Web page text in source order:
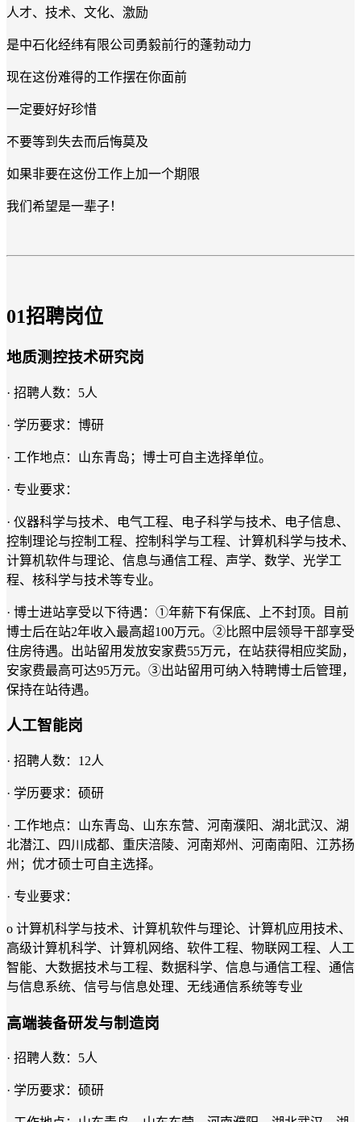
人才、技术、文化、激励
是中石化经纬有限公司勇毅前行的蓬勃动力
现在这份难得的工作摆在你面前
一定要好好珍惜
不要等到失去而后悔莫及
如果非要在这份工作上加一个期限
我们希望是一辈子！
01招聘岗位
地质测控技术研究岗
· 招聘人数：5人
· 学历要求：博研
· 工作地点：山东青岛；博士可自主选择单位。
· 专业要求：
· 仪器科学与技术、电气工程、电子科学与技术、电子信息、
控制理论与控制工程、控制科学与工程、计算机科学与技术、
计算机软件与理论、信息与通信工程、声学、数学、光学工
程、核科学与技术等专业。
· 博士进站享受以下待遇：①年薪下有保底、上不封顶。目前
博士后在站2年收入最高超100万元。②比照中层领导干部享受
住房待遇。出站留用发放安家费55万元，在站获得相应奖励，
安家费最高可达95万元。③出站留用可纳入特聘博士后管理，
保持在站待遇。
人工智能岗
· 招聘人数：12人
· 学历要求：硕研
· 工作地点：山东青岛、山东东营、河南濮阳、湖北武汉、湖
北潜江、四川成都、重庆涪陵、河南郑州、河南南阳、江苏扬
州；优才硕士可自主选择。
· 专业要求：
o 计算机科学与技术、计算机软件与理论、计算机应用技术、
高级计算机科学、计算机网络、软件工程、物联网工程、人工
智能、大数据技术与工程、数据科学、信息与通信工程、通信
与信息系统、信号与信息处理、无线通信系统等专业
高端装备研发与制造岗
· 招聘人数：5人
· 学历要求：硕研